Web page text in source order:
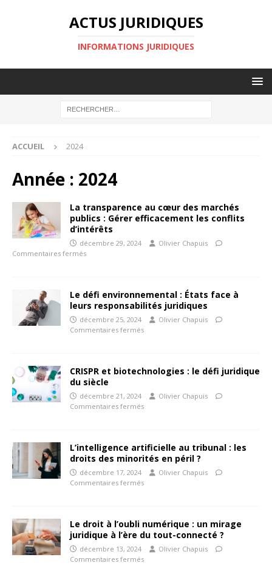
ACTUS JURIDIQUES
INFORMATIONS JURIDIQUES
ACCUEIL 2024
Année : 2024
La transparence au cœur des marchés
publics : Gérer efficacement les conflits
d’intérêts
décembre 29, 2024
Olivier Chapuis
Commentaires fermés
Le défi environnemental : États face à
leurs responsabilités juridiques
décembre 25, 2024
Olivier Chapuis
Commentaires fermés
CRISPR et biotechnologies : le défi juridique
du siècle
décembre 21, 2024
Olivier Chapuis
Commentaires fermés
L’intelligence artificielle au tribunal : les
droits des minorités en péril ?
décembre 17, 2024
Olivier Chapuis
Commentaires fermés
Le droit à l’oubli numérique : un mirage
juridique à l’ère du tout-connecté ?
décembre 13, 2024
Olivier Chapuis
Commentaires fermés